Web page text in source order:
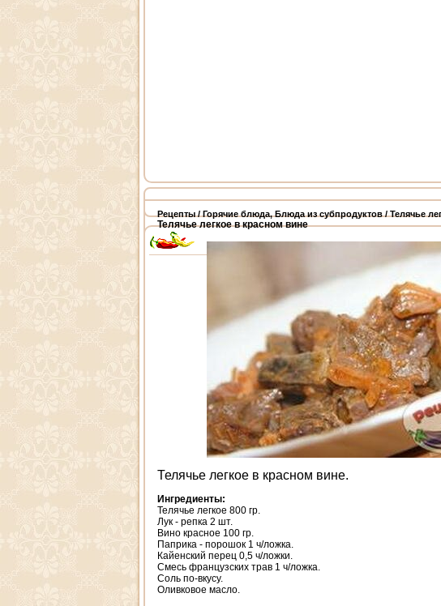
Рецепты/Горячие блюда,Блюда из субпродуктов/ Телячье
Телячье легкое в красном вине
Телячье легкое в красном вине.
Ингредиенты:
Телячье легкое 800 гр.
Лук - репка 2 шт.
Вино красное 100 гр.
Паприка - порошок 1 ч/ложка.
Кайенский перец 0,5 ч/ложки.
Смесь французских трав 1 ч/ложка.
Соль по-вкусу.
Оливковое масло.